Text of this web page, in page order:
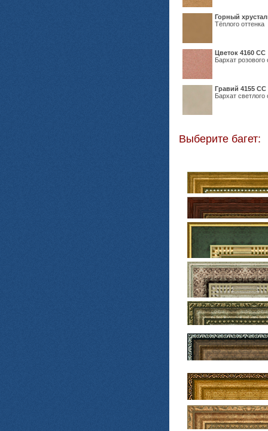
Горный
Тёплого оттенка
Цветок 4160 СС
Бархат розового
Гравий 4155 СС
Бархат светлого
Выберите багет: